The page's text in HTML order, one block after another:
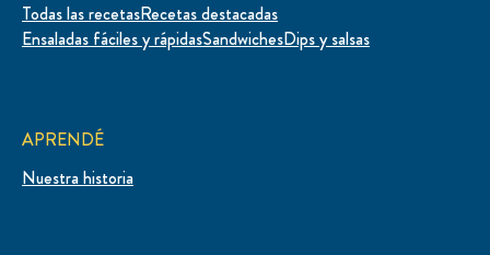
Todas las recetasRecetas destacadas
Ensaladas fáciles y rápidasSandwichesDips y salsas
APRENDÉ
Nuestra historia